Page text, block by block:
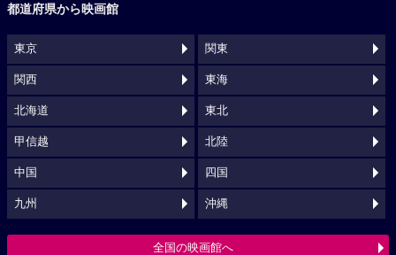
都道府県から映画館
東京 関東
関西 東海
北海道 東北
甲信越 北陸
中国 四国
九州 沖縄
全国の映画館へ